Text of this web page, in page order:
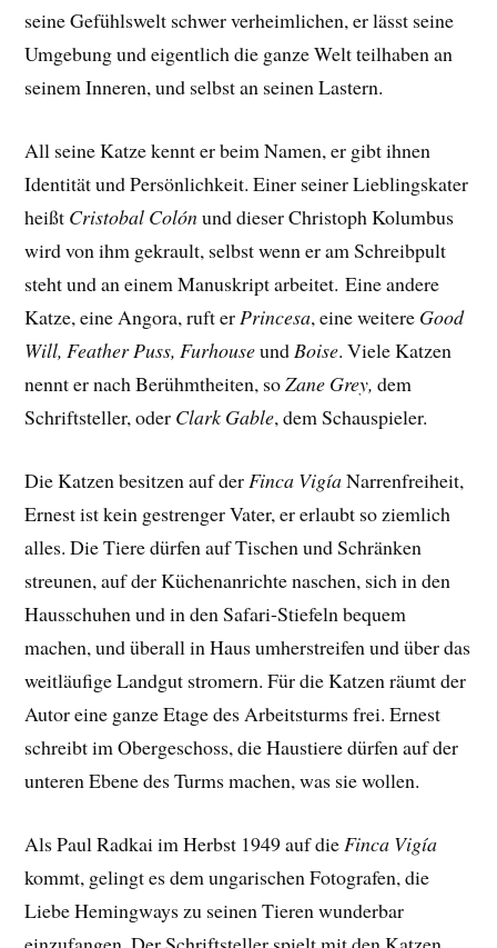
seine Gefühlswelt schwer verheimlichen, er lässt seine
Umgebung und eigentlich die ganze Welt teilhaben an
seinem Inneren, und selbst an seinen Lastern.
All seine Katze kennt er beim Namen, er gibt ihnen
Identität und Persönlichkeit. Einer seiner Lieblingskater
heißt Cristobal Colónund dieser Christoph Kolumbus
wird von ihm gekrault, selbst wenn er am Schreibpult
steht und an einem Manuskript arbeitet. Eine andere
Katze, eine Angora, ruft erPrincesa, eine weitere Good
Will, Feather Puss, FurhouseundBoise. Viele Katzen
nennt er nach Berühmtheiten, soZane Grey,dem
Schriftsteller, oder Clark Gable, dem Schauspieler.
Die Katzen besitzen auf der Finca VigíaNarrenfreiheit,
Ernest ist kein gestrenger Vater, er erlaubt so ziemlich
alles. Die Tiere dürfen auf Tischen und Schränken
streunen, auf der Küchenanrichte naschen, sich in den
Hausschuhen und in den Safari-Stiefeln bequem
machen, und überall in Haus umherstreifen und über das
weitläufige Landgut stromern. Für die Katzen räumt der
Autor eine ganze Etage des Arbeitsturms frei. Ernest
schreibt im Obergeschoss, die Haustiere dürfen auf der
unteren Ebene des Turms machen, was sie wollen.
Als Paul Radkai im Herbst 1949 auf die Finca Vigía
kommt, gelingt es dem ungarischen Fotografen, die
Liebe Hemingways zu seinen Tieren wunderbar